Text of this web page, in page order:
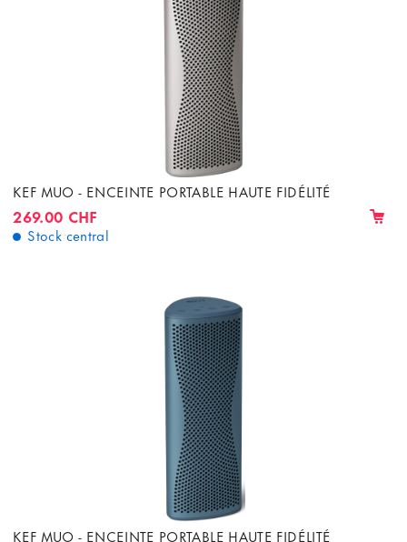
KEF MUO - ENCEINTE PORTABLE HAUTE FIDÉLITÉ
269.00 CHF
Stock central
KEF MUO - ENCEINTE PORTABLE HAUTE FIDÉLITÉ